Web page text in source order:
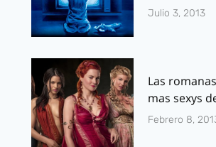
Julio 3, 2013
Las
mas sexys
Febrero 8,